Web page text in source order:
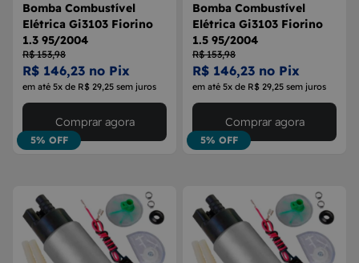
Bomba Combustível
Elétrica Gi3103 Fiorino
1.3 95/2004
R$ 153,98
R$ 146,23 no Pix
em até 5x de R$ 29,25 sem juros
5% OFF
Comprar agora
Bomba Combustível
Elétrica Gi3103 Fiorino
1.5 95/2004
R$ 153,98
R$ 146,23 no Pix
em até 5x de R$ 29,25 sem juros
5% OFF
Comprar agora